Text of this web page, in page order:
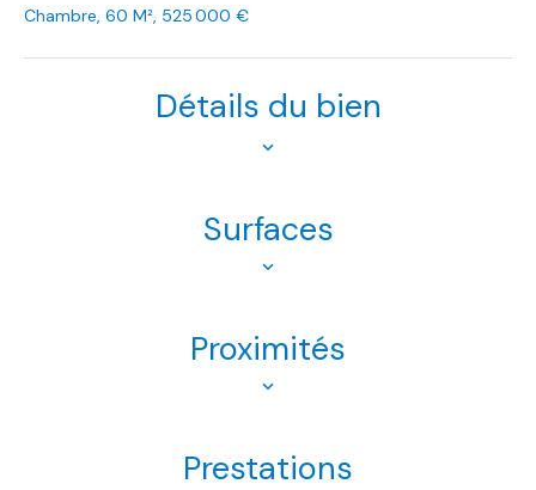
Chambre, 60 M², 525 000 €
Détails du bien
Surfaces
Proximités
Prestations